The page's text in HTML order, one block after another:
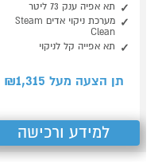
תא אפיה ענק 73 ליטר
מערכת ניקוי אדים Steam
Clean
תא אפייה קל לניקוי
תן הצעה מעל ₪ 1,315
למידע ורכישה